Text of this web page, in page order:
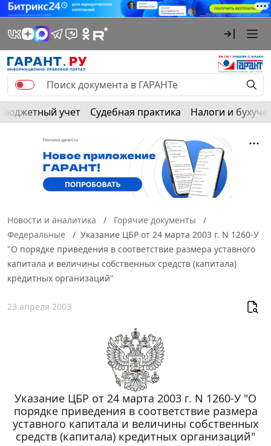
Бюджетный учет Судебная практика Налоги и
Новости и аналитика
Горячие документы
Федеральные
Указание ЦБР от 24 марта 2003 г. N 1260-У
"О порядке приведения в соответствие размера уставного
капитала и величины собственных средств (капитала)
кредитных организаций"
23 апреля 2003
Указание ЦБР от 24 марта 2003 г. N 1260-У "О
порядке приведения в соответствие размера
уставного капитала и величины собственных
средств (капитала) кредитных организаций"